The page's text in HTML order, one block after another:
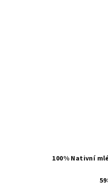
100% Nativní